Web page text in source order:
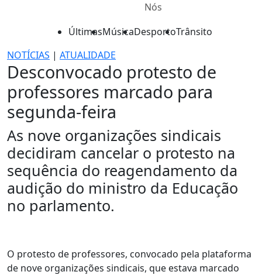
Nós
ÚltimasMúsicaDesportoTrânsito
NOTÍCIAS | ATUALIDADE
Desconvocado protesto de
professores marcado para
segunda-feira
As nove organizações sindicais
decidiram cancelar o protesto na
sequência do reagendamento da
audição do ministro da Educação
no parlamento.
O protesto de professores, convocado pela plataforma
de nove organizações sindicais, que estava marcado